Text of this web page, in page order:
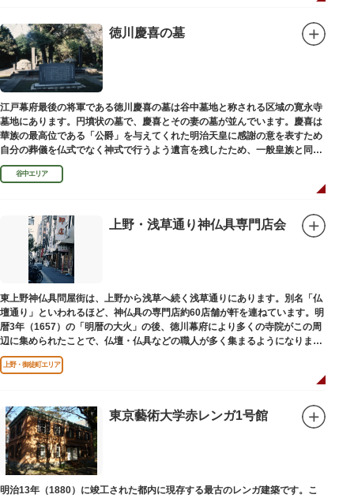
徳川慶喜の墓
江戸幕府最後の将軍である徳川慶喜の墓は谷中墓地と称される区域の寛永寺
墓地にあります。円墳状の墓で、慶喜とその妻の墓が並んでいます。慶喜は
華族の最高位である「公爵」を与えてくれた明治天皇に感謝の意を表すため
自分の葬儀を仏式でなく神式で行うよう遺言を残したため、一般皇族と同じ
ような円墳が建てられました。
谷中エリア
上野・浅草通り神仏具専門店会
東上野神仏具問屋街は、上野から浅草へ続く浅草通りにあります。別名「仏
壇通り」といわれるほど、神仏具の専門店約60店舗が軒を連ねています。明
暦3年（1657）の「明暦の大火」の後、徳川幕府により多くの寺院がこの周
辺に集められたことで、仏壇・仏具などの職人が多く集まるようになりまし
た。
上野・御徒町エリア
東京藝術大学赤レンガ1号館
明治13年（1880）に竣工された都内に現存する最古のレンガ建築です。こ